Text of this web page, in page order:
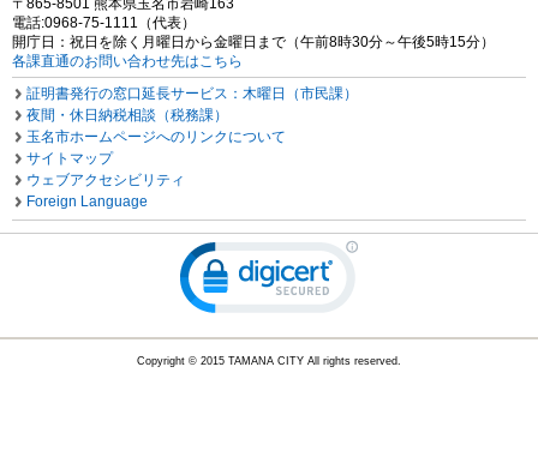
〒865-8501 熊本県玉名市岩崎163
電話:0968-75-1111（代表）
開庁日：祝日を除く月曜日から金曜日まで（午前8時30分～午後5時15分）
各課直通のお問い合わせ先はこちら
証明書発行の窓口延長サービス：木曜日（市民課）
夜間・休日納税相談（税務課）
玉名市ホームページへのリンクについて
サイトマップ
ウェブアクセシビリティ
Foreign Language
Copyright © 2015 TAMANA CITY All rights reserved.